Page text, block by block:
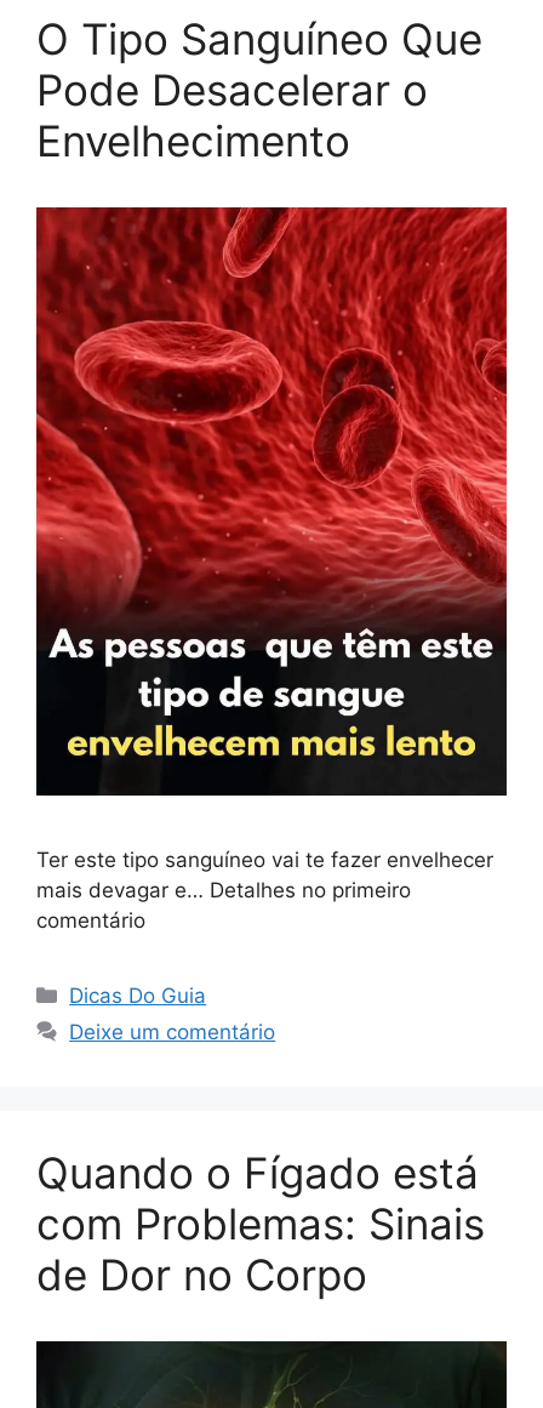
O Tipo Sanguíneo Que
Pode Desacelerar o
Envelhecimento
Ter este tipo sanguíneo vai te fazer envelhecer
mais devagar e… Detalhes no primeiro
comentário
Categorias
Dicas Do Guia
Deixe um comentário
Quando o Fígado está
com Problemas: Sinais
de Dor no Corpo